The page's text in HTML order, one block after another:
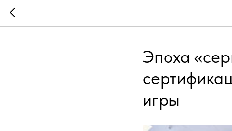
Эпоха
игры